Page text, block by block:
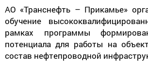
АО «Транснефть – Прикамье»
обучение
рамках программы
потенциала для работы на
состав нефтепроводной